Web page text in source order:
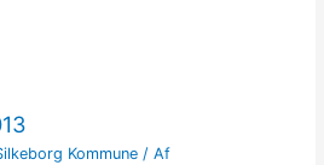
Kommune/ Af